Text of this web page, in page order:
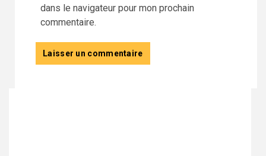
dans le navigateur pour mon prochain
commentaire.